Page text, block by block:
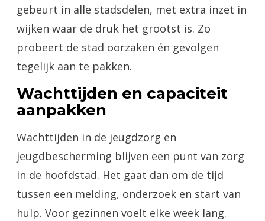
gebeurt in alle stadsdelen, met extra inzet in
wijken waar de druk het grootst is. Zo
probeert de stad oorzaken én gevolgen
tegelijk aan te pakken.
Wachttijden en capaciteit
aanpakken
Wachttijden in de jeugdzorg en
jeugdbescherming blijven een punt van zorg
in de hoofdstad. Het gaat dan om de tijd
tussen een melding, onderzoek en start van
hulp. Voor gezinnen voelt elke week lang.